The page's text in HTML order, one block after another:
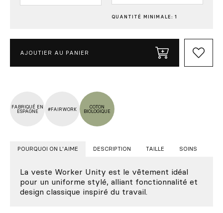
QUANTITÉ MINIMALE: 1
AJOUTIER AU PANIER
FABRIQUÉ EN
ESPAGNE
#FAIRWORK
COTON
BIOLOGIQUE
POURQUOI ON L'AIME DESCRIPTION TAILLE SOINS
La veste Worker Unity est le vêtement idéal
pour un uniforme stylé, alliant fonctionnalité et
design classique inspiré du travail.